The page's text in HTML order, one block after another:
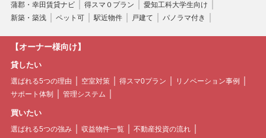
蒲郡・幸田賃貸ナビ 得スマ０プラン
愛知工科大学生向け
新築・築浅
ペット可 駅近物件 戸建て パノラマ付き
【オーナー様向け】
貸したい
選ばれる5つの理由 空室対策 得スマ0プラン
リノベーション事例
サポート体制
管理システム
買いたい
選ばれる5つの強み 収益物件一覧 不動産投資の流れ